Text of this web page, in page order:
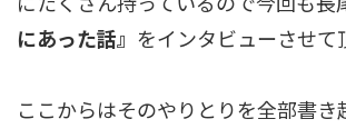
にあった話』 をインタビューさせて
ここからはそのやりとりを全部書き